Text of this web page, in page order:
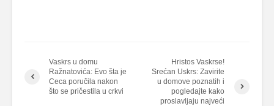
Vaskrs u domu
Ražnatovića: Evo šta je
Ceca poručila nakon
što se pričestila u crkvi
Hristos Vaskrse!
Srećan Uskrs: Zavirite
u domove poznatih i
pogledajte kako
proslavljaju najveći